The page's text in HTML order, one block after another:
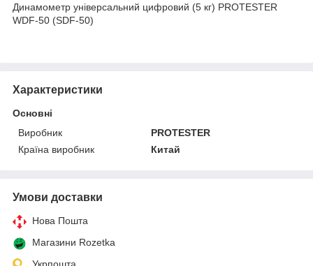
Динамометр універсальний цифровий (5 кг) PROTESTER
WDF-50 (SDF-50)
Характеристики
Основні
Виробник
PROTESTER
Країна виробник
Китай
Умови доставки
Нова Пошта
Магазини Rozetka
Укрпошта